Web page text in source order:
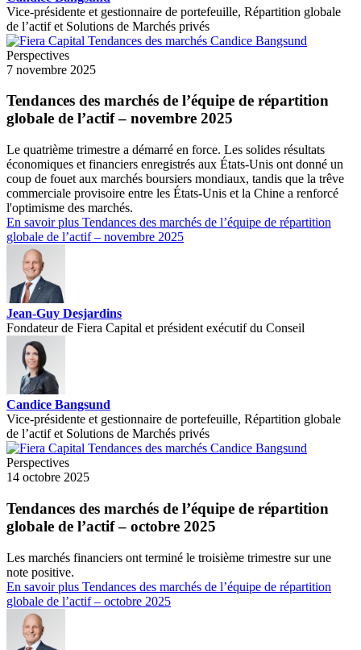
Vice-présidente et gestionnaire de portefeuille, Répartition globale
de l’actif et Solutions de Marchés privés
Perspectives
7 novembre 2025
Tendances des marchés de l’équipe de répartition
globale de l’actif – novembre 2025
Le quatrième trimestre a démarré en force. Les solides résultats
économiques et financiers enregistrés aux États-Unis ont donné un
coup de fouet aux marchés boursiers mondiaux, tandis que la trêve
commerciale provisoire entre les États-Unis et la Chine a renforcé
l'optimisme des marchés.
En savoir plus Tendances des marchés de l’équipe de répartition
globale de l’actif – novembre 2025
Jean-Guy Desjardins
Fondateur de Fiera Capital et président exécutif du Conseil
Candice Bangsund
Vice-présidente et gestionnaire de portefeuille, Répartition globale
de l’actif et Solutions de Marchés privés
Perspectives
14 octobre 2025
Tendances des marchés de l’équipe de répartition
globale de l’actif – octobre 2025
Les marchés financiers ont terminé le troisième trimestre sur une
note positive.
En savoir plus Tendances des marchés de l’équipe de répartition
globale de l’actif – octobre 2025